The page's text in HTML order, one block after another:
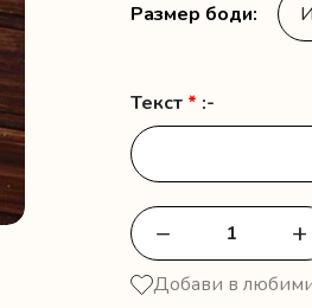
Размер боди
Текст * :-
количество
за
Кафява
− +
Добави в